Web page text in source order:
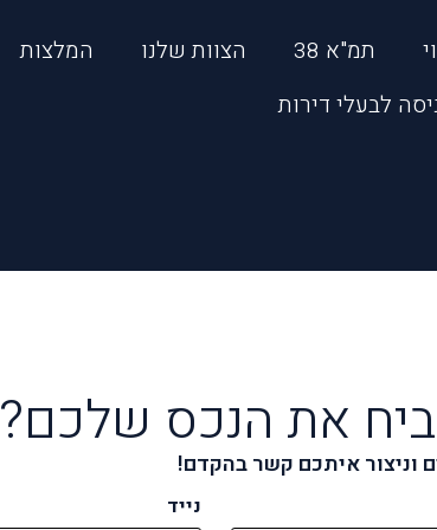
תמ"א 38 הצוות שלנו המלצות
לבעלי דירות
את הנכס שלכם?
וניצור איתכם קשר בהקדם!
נייד